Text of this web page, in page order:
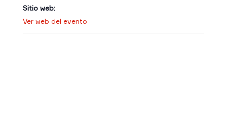
Sitio web:
Ver web del evento